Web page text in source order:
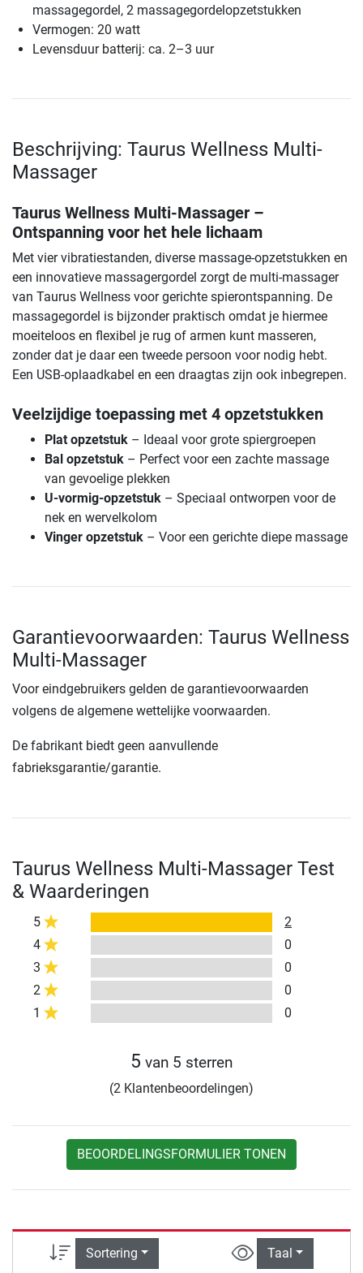
massagegordel, 2 massagegordelopzetstukken
Vermogen: 20 watt
Levensduur batterij: ca. 2–3 uur
Beschrijving: Taurus Wellness Multi-
Massager
Taurus Wellness Multi-Massager –
Ontspanning voor het hele lichaam
Met vier vibratiestanden, diverse massage-opzetstukken en
een innovatieve massagergordel zorgt de multi-massager
van Taurus Wellness voor gerichte spierontspanning. De
massagegordel is bijzonder praktisch omdat je hiermee
moeiteloos en flexibel je rug of armen kunt masseren,
zonder dat je daar een tweede persoon voor nodig hebt.
Een USB-oplaadkabel en een draagtas zijn ook inbegrepen.
Veelzijdige toepassing met 4 opzetstukken
Plat opzetstuk – Ideaal voor grote spiergroepen
Bal opzetstuk – Perfect voor een zachte massage
van gevoelige plekken
U-vormig-opzetstuk – Speciaal ontworpen voor de
nek en wervelkolom
Vinger opzetstuk – Voor een gerichte diepe massage
Garantievoorwaarden: Taurus Wellness
Multi-Massager
Voor eindgebruikers gelden de garantievoorwaarden
volgens de algemene wettelijke voorwaarden.
De fabrikant biedt geen aanvullende
fabrieksgarantie/garantie.
Taurus Wellness Multi-Massager Test
& Waarderingen
5
2
4
0
3
0
2
0
1
0
5 van 5 sterren
(2 Klantenbeoordelingen)
BEOORDELINGSFORMULIER TONEN
Sortering Taal